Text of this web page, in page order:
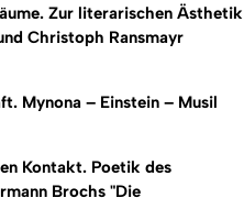
Zur literarischen Ästhetik
Christoph Ransmayr
Mynona – Einstein – Musil
Kontakt. Poetik des
Brochs "Die